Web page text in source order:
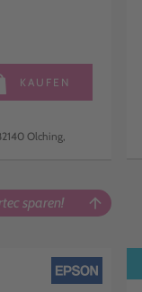
KAUFEN
Olching,
sparen! arrow_upward